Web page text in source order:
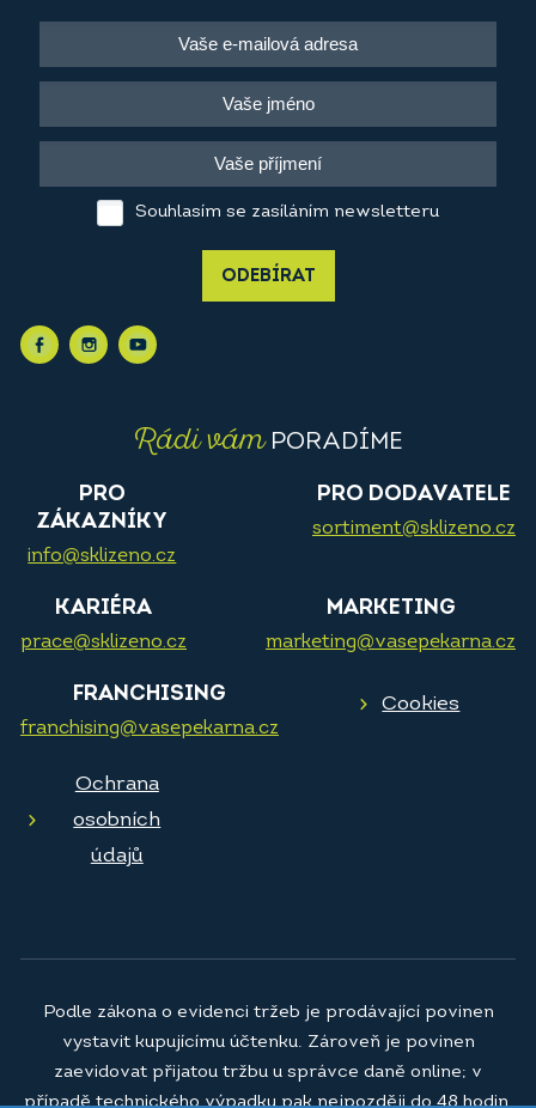
Souhlasím se zasíláním newsletteru
ODEBÍRAT
Rádi vámPORADÍME
PRO
ZÁKAZNÍKY
info@sklizeno.cz
PRO DODAVATELE
sortiment@sklizeno.cz
KARIÉRA
prace@sklizeno.cz
MARKETING
marketing@vasepekarna.cz
FRANCHISING
franchising@vasepekarna.cz
Cookies
Ochrana
osobních
údajů
Podle zákona o evidenci tržeb je prodávající povinen
vystavit kupujícímu účtenku. Zároveň je povinen
zaevidovat přijatou tržbu u správce daně online; v
případě technického výpadku pak nejpozději do 48 hodin.